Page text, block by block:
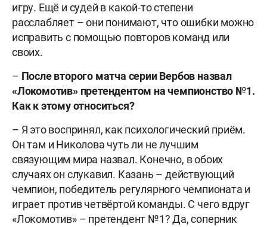
игру. Ещё и судей в какой-то степени
расслабляет – они понимают, что ошибки можно
исправить с помощью повторов команд или
своих.
– После второго матча серии Вербов назвал
«Локомотив» претендентом на чемпионство №1.
Как к этому относиться?
– Я это воспринял, как психологический приём.
Он там и Николова чуть ли не лучшим
связующим мира назвал. Конечно, в обоих
случаях он слукавил. Казань – действующий
чемпион, победитель регулярного чемпионата и
играет против четвёртой команды. С чего вдруг
«Локомотив» – претендент №1? Да, соперник